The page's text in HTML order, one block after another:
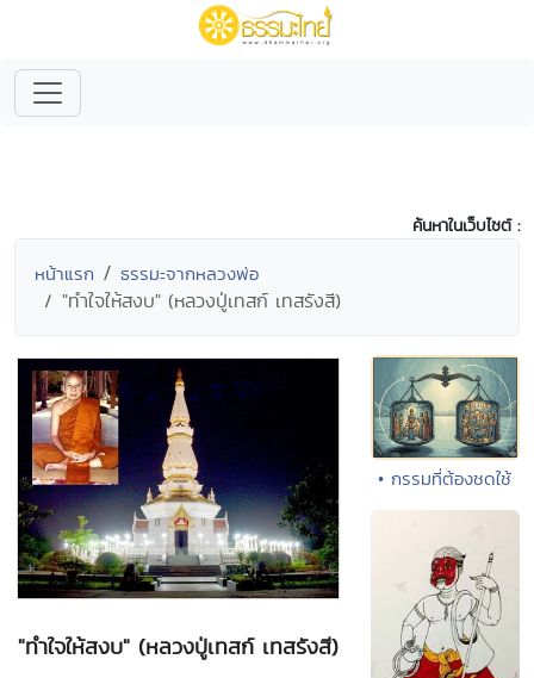
ค้นหาในเว็บไซต์ :
หน้าแรก ธรรมะจากหลวงพ่อ
"ทำใจให้สงบ" (หลวงปู่เทสก์ เทสรังสี)
"ทำใจให้สงบ" (หลวงปู่เทสก์ เทสรังสี)
• กรรมที่ต้องชดใช้